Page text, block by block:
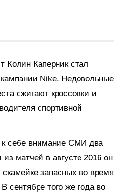
Колин Каперник стал
Nike. Недовольные
сжигают кроссовки и
спортивной
к себе внимание СМИ два
матчей в августе 2016 он
скамейке запасных во время
сентябре того же года во